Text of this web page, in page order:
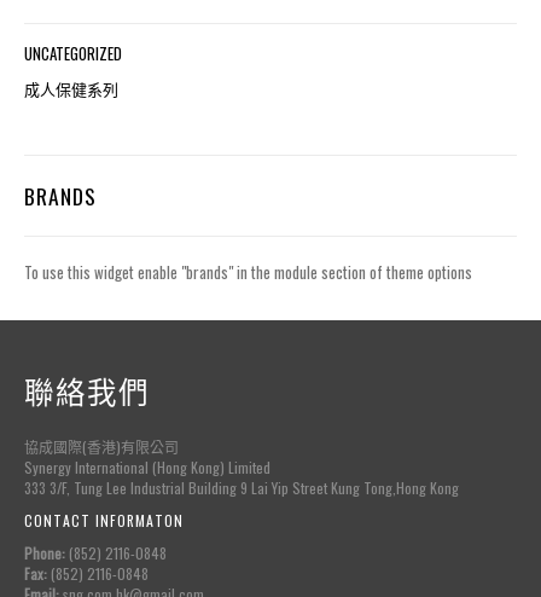
UNCATEGORIZED
成人保健系列
BRANDS
To use this widget enable "brands" in the module section of theme options
聯絡我們
協成國際(香港)有限公司
Synergy International (Hong Kong) Limited
333 3/F, Tung Lee Industrial Building 9 Lai Yip Street Kung Tong,Hong Kong
CONTACT INFORMATON
Phone: (852) 2116-0848
Fax: (852) 2116-0848